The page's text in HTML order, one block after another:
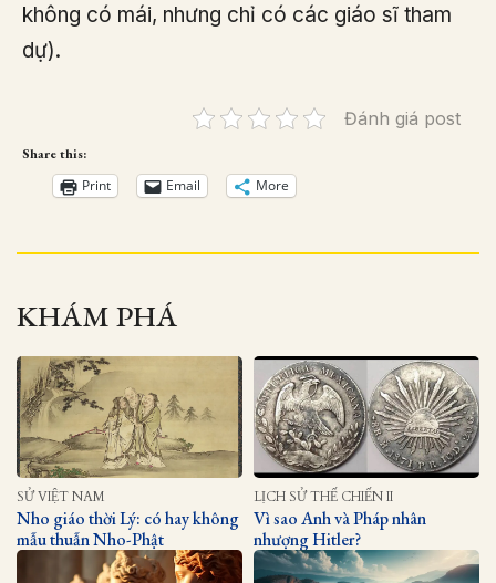
không có mái, nhưng chỉ có các giáo sĩ tham
dự).
Đánh giá post
Share this:
Print Email More
KHÁM PHÁ
SỬ VIỆT NAM
Nho giáo thời Lý: có hay không
mẫu thuẫn Nho-Phật
LỊCH SỬ THẾ CHIẾN II
Vì sao Anh và Pháp nhân
nhượng Hitler?